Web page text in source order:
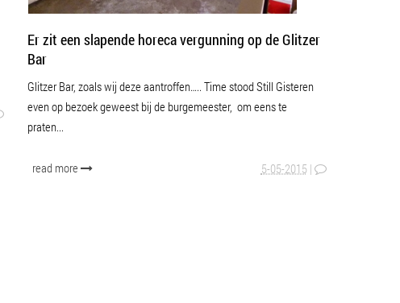
SPANISH
Er zit een slapende horeca vergunning op de Glitzer
Bar
Glitzer Bar, zoals wij deze aantroffen….. Time stood Still Gisteren
even op bezoek geweest bij de burgemeester, om eens te
praten...
read more 5-05-2015 |